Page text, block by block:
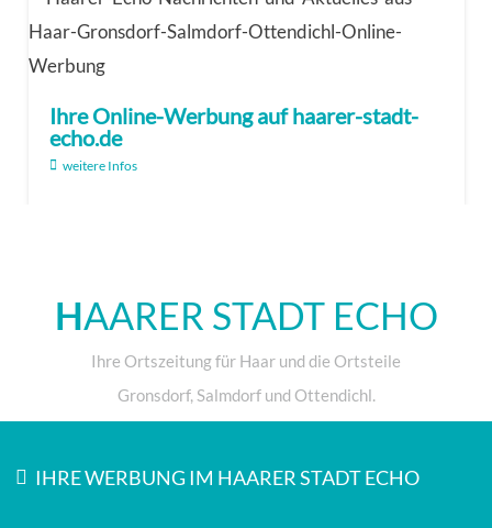
Ihre Online-Werbung auf haarer-stadt-
echo.de
weitere Infos
HAARER STADT ECHO
Ihre Ortszeitung für Haar und die Ortsteile
Gronsdorf, Salmdorf und Ottendichl.
IHRE WERBUNG IM HAARER STADT ECHO